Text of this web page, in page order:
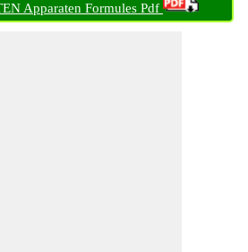
Apparaten Formules Pdf